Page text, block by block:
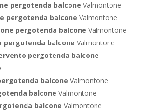
pergotenda balcone Valmontone
pergotenda balcone Valmontone
pergotenda balcone Valmontone
pergotenda balcone Valmontone
pergotenda balcone
balcone Valmontone
balcone Valmontone
balcone Valmontone